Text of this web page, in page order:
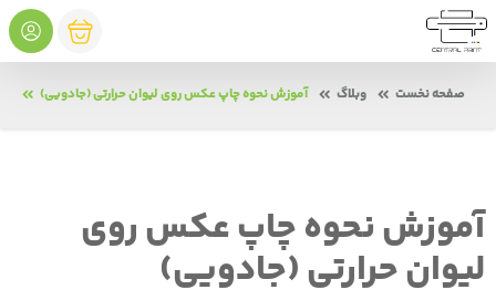
صفحه نخست وبلاگ آموزش نحوه چاپ عکس روی لیوان حرارتی (جادویی)
آموزش نحوه چاپ عکس روی
لیوان حرارتی (جادویی)